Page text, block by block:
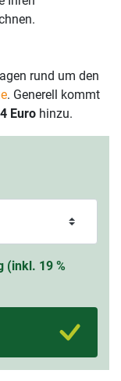
rund um den
. Generell kommt
Euro hinzu.
(inkl. 19 %